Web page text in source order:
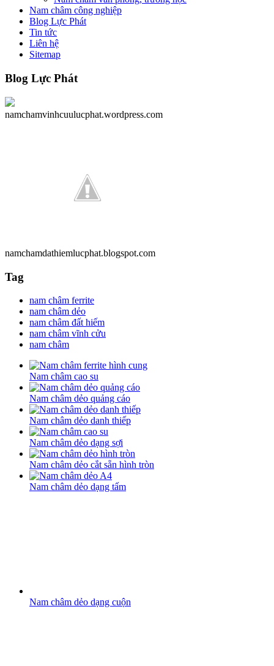
Nam châm công nghiệp
Blog Lực Phát
Tin tức
Liên hệ
Sitemap
Blog Lực Phát
namchamvinhcuulucphat.wordpress.com
namchamdathiemlucphat.blogspot.com
Tag
nam châm ferrite
nam châm dẻo
nam châm đất hiếm
nam châm vĩnh cửu
nam châm
Nam châm cao su
Nam châm dẻo quảng cáo
Nam châm dẻo danh thiếp
Nam châm dẻo dạng sợi
Nam châm dẻo cắt sẵn hình tròn
Nam châm dẻo dạng tấm
Nam châm dẻo dạng cuộn